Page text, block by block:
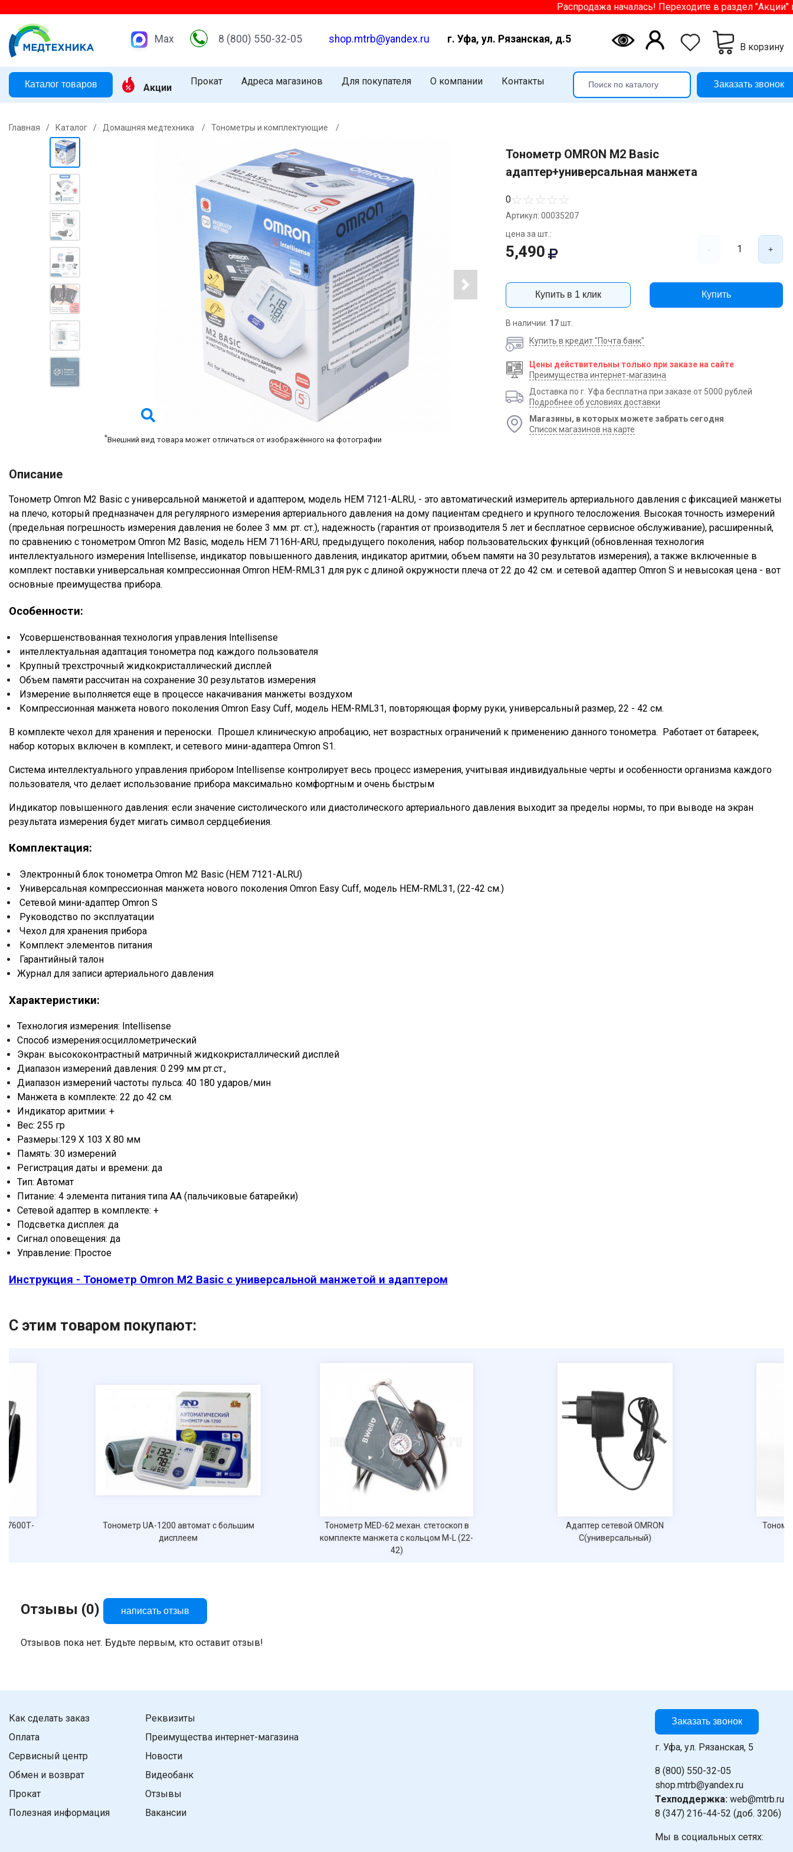
Распродажа началась! Переходите в раздел "Акции" и
Max 8 (800) 550-32-05 shop.mtrb@yandex.ru г. Уфа, ул. Рязанская, д.5
В корзину
Каталог товаров Акции
Прокат Адреса магазинов Для покупателя О компании Контакты Заказать звонок
Главная / Каталог / Домашняя медтехника / Тонометры и комплектующие /
*Внешний вид товара может отличаться от изображённого на фотографии
Тонометр OMRON M2 Basic
адаптер+универсальная манжета
0☆☆☆☆☆
Артикул: 00035207
цена за шт.:
5,490 - 1 +
Купить в 1 клик Купить
В наличии: 17шт.
Купить в кредит "Почта банк"
Цены действительны только при заказе на сайте
Преимущества интернет-магазина
Доставка по г. Уфа бесплатна при заказе от 5000 рублей
Подробнее об условиях доставки
Магазины, в которых можете забрать сегодня
Список магазинов на карте
Описание
Тонометр Omron M2 Basic с универсальной манжетой и адаптером, модель HEM 7121-ALRU, - это автоматический измеритель артериального давления с фиксацией манжеты
на плечо, который предназначен для регулярного измерения артериального давления на дому пациентам среднего и крупного телосложения. Высокая точность измерений
(предельная погрешность измерения давления не более 3 мм. рт. ст.), надежность (гарантия от производителя 5 лет и бесплатное сервисное обслуживание), расширенный,
по сравнению с тонометром Omron M2 Basic, модель HEM 7116H-ARU, предыдущего поколения, набор пользовательских функций (обновленная технология
интеллектуального измерения Intellisense, индикатор повышенного давления, индикатор аритмии, объем памяти на 30 результатов измерения), а также включенные в
комплект поставки универсальная компрессионная Omron HEM-RML31 для рук с длиной окружности плеча от 22 до 42 см. и сетевой адаптер Omron S и невысокая цена - вот
основные преимущества прибора.
Особенности:
Усовершенствованная технология управления Intellisense
интеллектуальная адаптация тонометра под каждого пользователя
Крупный трехстрочный жидкокристаллический дисплей
Объем памяти рассчитан на сохранение 30 результатов измерения
Измерение выполняется еще в процессе накачивания манжеты воздухом
Компрессионная манжета нового поколения Omron Easy Cuff, модель HEM-RML31, повторяющая форму руки, универсальный размер, 22 - 42 см.
В комплекте чехол для хранения и переноски. Прошел клиническую апробацию, нет возрастных ограничений к применению данного тонометра. Работает от батареек,
набор которых включен в комплект, и сетевого мини-адаптера Omron S1.
Система интеллектуального управления прибором Intellisense контролирует весь процесс измерения, учитывая индивидуальные черты и особенности организма каждого
пользователя, что делает использование прибора максимально комфортным и очень быстрым
Индикатор повышенного давления: если значение систолического или диастолического артериального давления выходит за пределы нормы, то при выводе на экран
результата измерения будет мигать символ сердцебиения.
Комплектация:
Электронный блок тонометра Omron M2 Basic (HEM 7121-ALRU)
Универсальная компрессионная манжета нового поколения Omron Easy Cuff, модель HEM-RML31, (22-42 см.)
Сетевой мини-адаптер Omron S
Руководство по эксплуатации
Чехол для хранения прибора
Комплект элементов питания
Гарантийный талон
Журнал для записи артериального давления
Характеристики:
Технология измерения: Intellisense
Способ измерения:осциллометрический
Экран: высококонтрастный матричный жидкокристаллический дисплей
Диапазон измерений давления: 0 299 мм рт.ст.,
Диапазон измерений частоты пульса: 40 180 ударов/мин
Манжета в комплекте: 22 до 42 см.
Индикатор аритмии: +
Вес: 255 гр
Размеры:129 X 103 X 80 мм
Память: 30 измерений
Регистрация даты и времени: да
Тип: Автомат
Питание: 4 элемента питания типа AA (пальчиковые батарейки)
Сетевой адаптер в комплекте: +
Подсветка дисплея: да
Сигнал оповещения: да
Управление: Простое
Инструкция - Тонометр Omron M2 Basic с универсальной манжетой и адаптером
С этим товаром покупают:
7600Т-
Тонометр UA-1200 автомат с большим
дисплеем
Тонометр MED-62 механ. стетоскоп в
комплекте манжета с кольцом M-L (22-
42)
Адаптер сетевой OMRON
С(универсальный)
Отзывы (0) написать отзыв
Отзывов пока нет. Будьте первым, кто оставит отзыв!
Как сделать заказ
Оплата
Сервисный центр
Обмен и возврат
Прокат
Полезная информация
Реквизиты
Преимущества интернет-магазина
Новости
Видеобанк
Отзывы
Вакансии
Заказать звонок
г. Уфа, ул. Рязанская, 5
8 (800) 550-32-05
shop.mtrb@yandex.ru
Техподдержка: web@mtrb.ru
8 (347) 216-44-52 (доб. 3206)
Мы в социальных сетях: